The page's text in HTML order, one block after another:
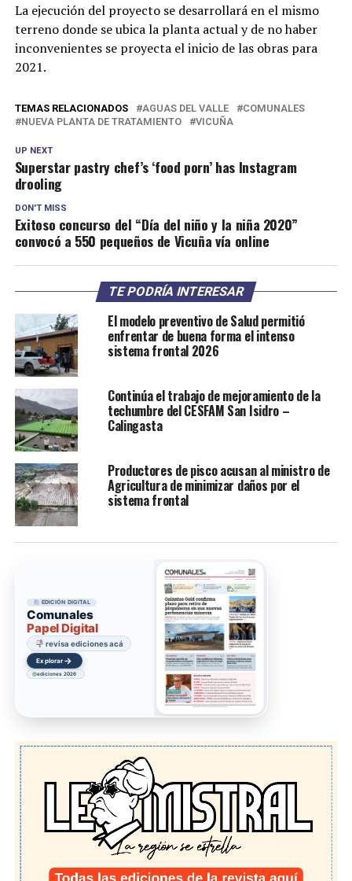
La ejecución del proyecto se desarrollará en el mismo
terreno donde se ubica la planta actual y de no haber
inconvenientes se proyecta el inicio de las obras para
2021.
TEMAS RELACIONADOS AGUAS DEL VALLE
COMUNALES
NUEVA PLANTA DE TRATAMIENTO
VICUÑA
UP NEXT
Superstar pastry chef’s ‘food porn’ has Instagram
drooling
DON'T MISS
Exitoso concurso del “Día del niño y la niña 2020”
convocó a 550 pequeños de Vicuña vía online
TE PODRÍA INTERESAR
El modelo preventivo de Salud permitió
enfrentar de buena forma el intenso
sistema frontal 2026
Continúa el trabajo de mejoramiento de la
techumbre del CESFAM San Isidro –
Calingasta
Productores de pisco acusan al ministro de
Agricultura de minimizar daños por el
sistema frontal
EDICIÓN DIGITAL
Comunales
Papel Digital
revisa ediciones acá
Explorar →
ediciones 2026